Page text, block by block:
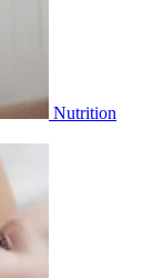
Nutrition